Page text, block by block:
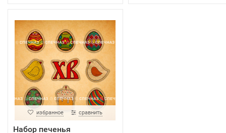
избранное сравнить
Набор печенья